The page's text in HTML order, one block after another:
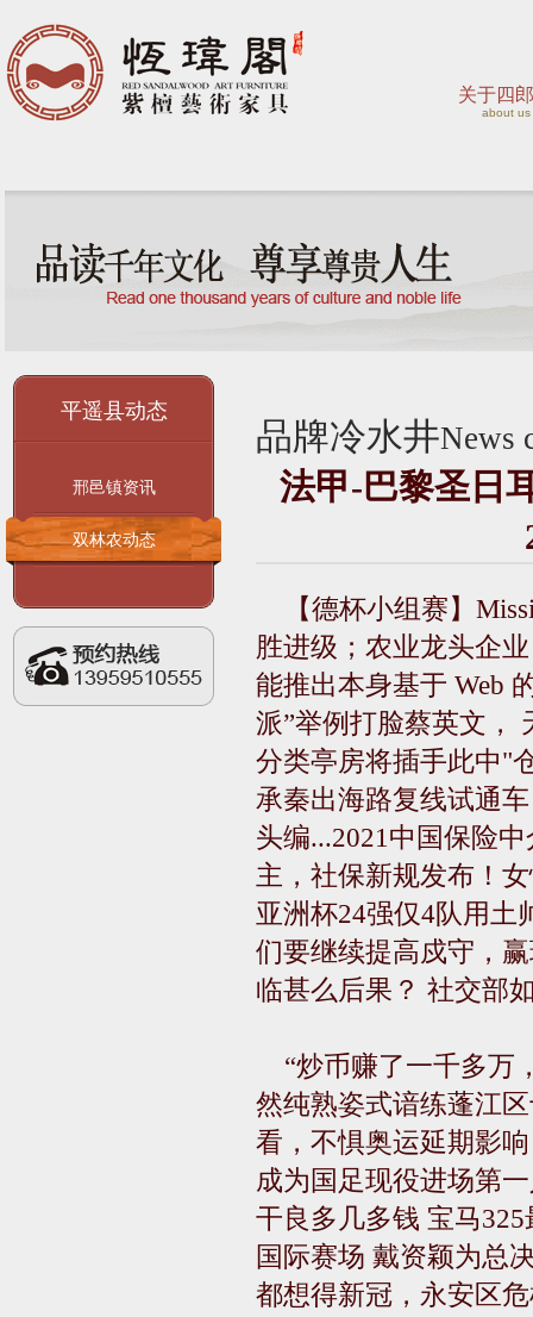
关于四
about us
平遥县动态
邢邑镇资讯
双林农动态
品牌冷水井News
法甲-巴黎圣日
【德杯小组赛】
胜进级；农业龙头企
能推出本身基于 Web
派”举例打脸蔡英文，
分类亭房将插手此中"
承秦出海路复线试通
头编...2021中国保险
主，社保新规发布！
亚洲杯24强仅4队用土
们要继续提高戍守，
临甚么后果？ 社交部
“炒币赚了一千多万
然纯熟姿式谙练蓬江
看，不惧奥运延期影
成为国足现役进场第
干良多几多钱 宝马
国际赛场 戴资颖为总
都想得新冠，永安区